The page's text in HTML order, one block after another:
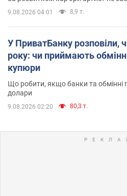
9.08.2026 04:01 8,9 т.
У ПриватБанку розповіли,
року: чи приймають
купюри
Що робити, якщо банки та обмінні
долари
9.08.2026 02:20 80,3 т.